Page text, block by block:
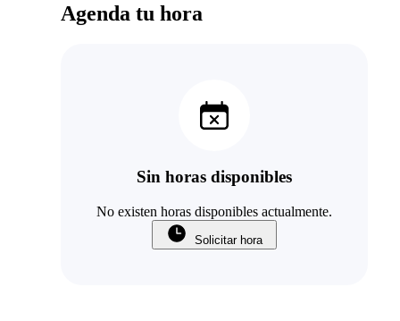
Agenda tu hora
Sin horas disponibles
No existen horas disponibles actualmente.
Solicitar hora